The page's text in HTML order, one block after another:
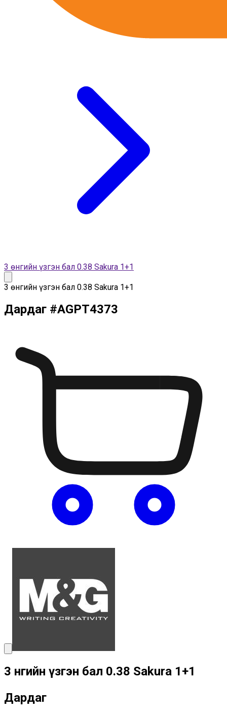
3 өнгийн үзгэн бал 0.38 Sakura 1+1
3 өнгийн үзгэн бал 0.38 Sakura 1+1
Дардаг #AGPT4373
3 өнгийн үзгэн бал 0.38 Sakura 1+1
Дардаг